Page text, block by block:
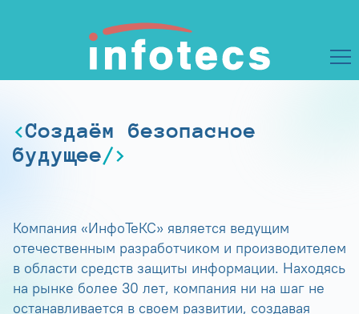
Создаём безопасное
будущее
Компания «ИнфоТеКС» является ведущим
отечественным разработчиком и производителем
в области средств защиты информации. Находясь
на рынке более 30 лет, компания ни на шаг не
останавливается в своем развитии, создавая